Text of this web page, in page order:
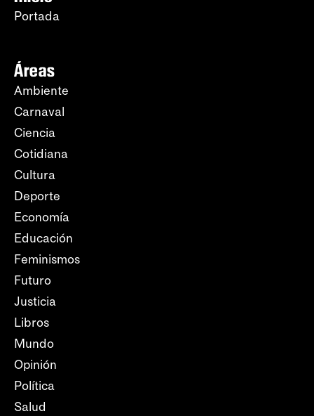
Portada
Áreas
Ambiente
Carnaval
Ciencia
Cotidiana
Cultura
Deporte
Economía
Educación
Feminismos
Futuro
Justicia
Libros
Mundo
Opinión
Política
Salud